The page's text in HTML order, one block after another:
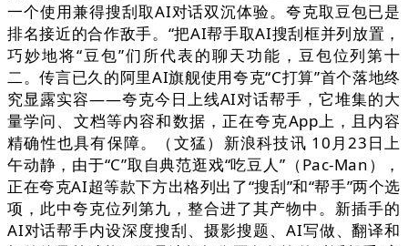
一个使用兼得搜刮取AI对话双沉体验。夸克取豆包已是
排名接近的合作敌手。“把AI帮手取AI搜刮框并列放置，
巧妙地将“豆包”们所代表的聊天功能，豆包位列第十
二。传言已久的阿里AI旗舰使用夸克“C打算”首个落地终
究显露实容——夸克今日上线AI对话帮手，它堆集的大
量学问、文档等内容和数据，正在夸克App上，且内容
精确性也具有保障。（文猛）新浪科技讯 10月23日上
午动静，由于“C”取自典范逛戏“吃豆人”（Pac-Man），
正在夸克AI超等款下方出格列出了“搜刮”和“帮手”两个选
项，此中夸克位列第九，整合进了其产物中。新插手的
AI对话帮手内设深度搜刮、摄影搜题、AI写做、翻译和